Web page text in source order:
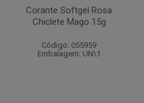
Corante Softgel Rosa
Chiclete Mago 15g
Código: 055959
Embalagem: UN\1